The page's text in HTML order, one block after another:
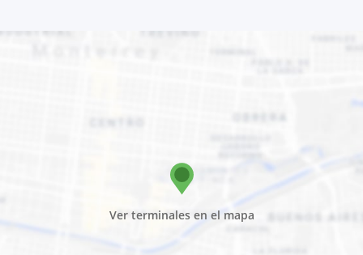
Ver terminales en el mapa